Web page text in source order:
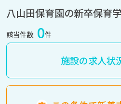
八山田保育園の新卒保育
該当件数 0件
施設の求人状